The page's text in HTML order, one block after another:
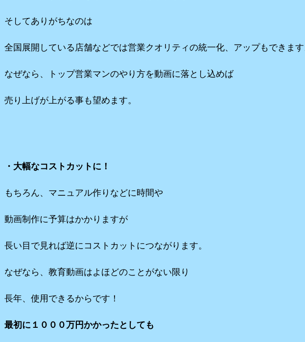
そしてありがちなのは
全国展開している店舗などでは営業クオリティの統一化、アップもできま
なぜなら、トップ営業マンのやり方を動画に落とし込めば
売り上げが上がる事も望めます。
・大幅なコストカットに！
もちろん、マニュアル作りなどに時間や
動画制作に予算はかかりますが
長い目で見れば逆にコストカットにつながります。
なぜなら、教育動画はよほどのことがない限り
長年、使用できるからです！
最初に１０００万円かかったとしても